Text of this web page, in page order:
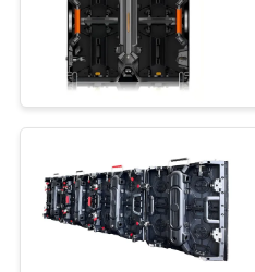
PLAN
SITE
PRIVACY
POLICY